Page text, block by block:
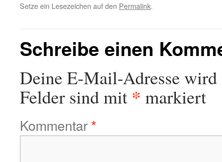
Setze ein Lesezeichen auf den Permalink.
Schreibe einen
Deine E-Mail-Adresse
Felder sind mit * markiert
Kommentar*